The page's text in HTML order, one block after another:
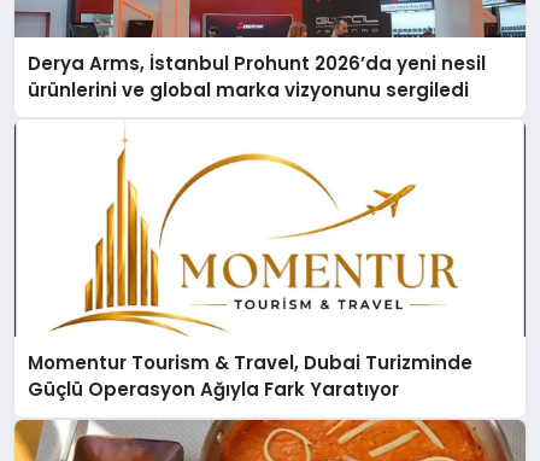
Derya Arms, İstanbul Prohunt 2026’da yeni nesil
ürünlerini ve global marka vizyonunu sergiledi
Momentur Tourism & Travel, Dubai Turizminde
Güçlü Operasyon Ağıyla Fark Yaratıyor